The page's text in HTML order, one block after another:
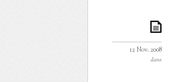
12 Nov. 2008
dans